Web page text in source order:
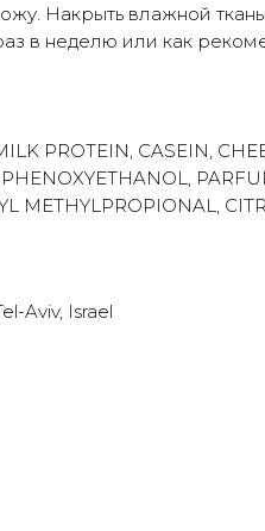
Накрыть влажной
в неделю или как
PROTEIN, CASEIN,
METHYLPROPIONAL,
Aviv, Israel